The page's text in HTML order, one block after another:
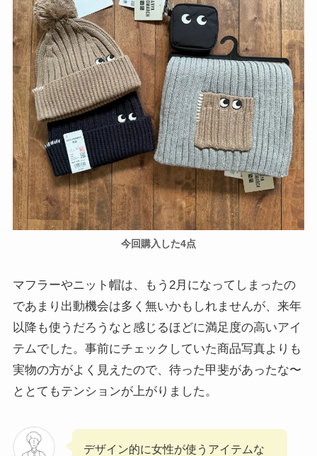
今回購入した4点
マフラーやニット帽は、もう2月になってしまったの
であまり出動機会は多く無いかもしれませんが、来年
以降も使うだろうなと感じるほどに満足度の高いアイ
テムでした。事前にチェックしていた商品写真よりも
実物の方がよく見えたので、待った甲斐があったな〜
ととてもテンションが上がりました。
デザイン的に女性が使うアイテムな